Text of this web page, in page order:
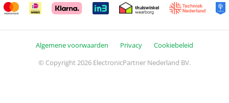
Algemene voorwaarden Privacy
Cookiebeleid
© Copyright 2026 ElectronicPartner Nederland BV.